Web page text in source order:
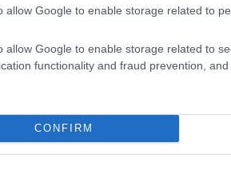
allow Google to enable storage related to
allow Google to enable storage related to
functionality and fraud prevention, and
CONFIRM
nella sezioneLogin dal menù
Olbia Pallavolo Olbia